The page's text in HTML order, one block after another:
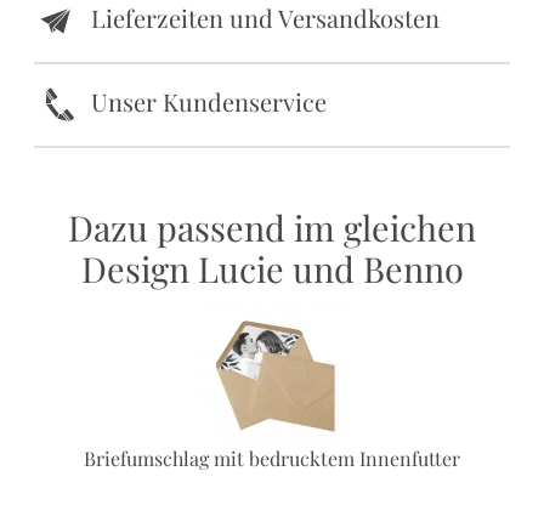
e Lieferzeiten und Versandkosten
k Unser Kundenservice
Dazu passend im gleichen
Design Lucie und Benno
Briefumschlag mit bedrucktem Innenfutter